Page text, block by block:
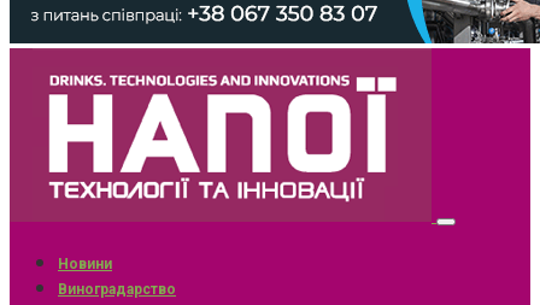
Новини
Виноградарство